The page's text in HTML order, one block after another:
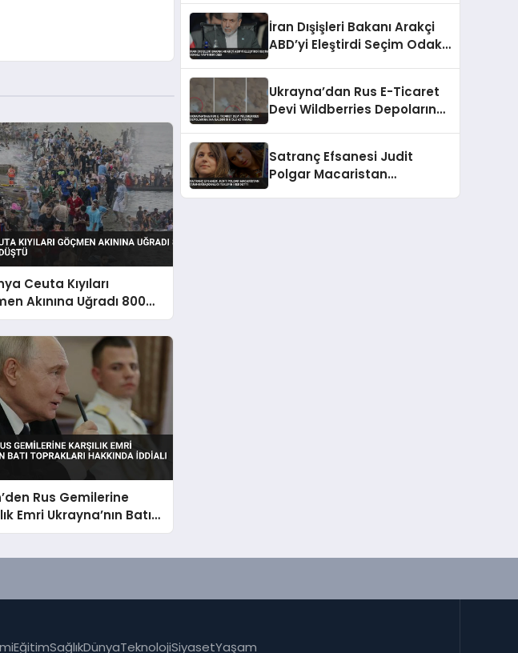
Ceuta Kıyıları
Akınına Uğradı 800
Düştü
Rus Gemilerine
Emri Ukrayna’nın Batı
Hakkında İddialı
İran Dışişleri Bakanı Arakçi
ABD’yi Eleştirdi Seçim Odaklı
Ukrayna’dan Rus E-Ticaret
Devi Wildberries Depolarına
Satranç Efsanesi Judit
Polgar Macaristan
EğitimSağlıkDünyaTeknolojiSiyasetYaşam